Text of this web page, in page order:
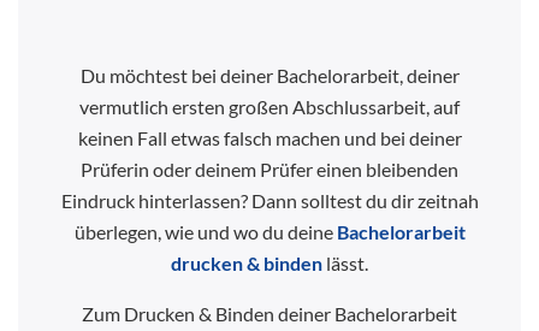
Du möchtest bei deiner Bachelorarbeit, deiner
vermutlich ersten großen Abschlussarbeit, auf
keinen Fall etwas falsch machen und bei deiner
Prüferin oder deinem Prüfer einen bleibenden
Eindruck hinterlassen? Dann solltest du dir zeitnah
überlegen, wie und wo du deine Bachelorarbeit
drucken & binden lässt.
Zum Drucken & Binden deiner Bachelorarbeit